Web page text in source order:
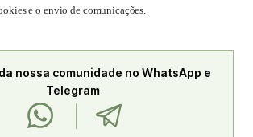
e o envio de comunicações.
nossa comunidade no WhatsApp e
Telegram